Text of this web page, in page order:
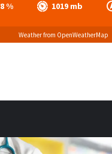
% 1019 mb
Weather from OpenWeatherMap